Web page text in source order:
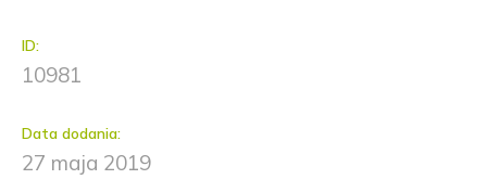
ID:
10981
Data dodania:
27 maja 2019